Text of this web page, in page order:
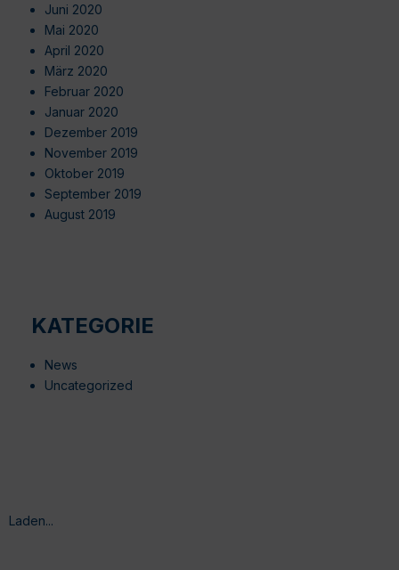
Juni 2020
Mai 2020
April 2020
März 2020
Februar 2020
Januar 2020
Dezember 2019
November 2019
Oktober 2019
September 2019
August 2019
KATEGORIE
News
Uncategorized
Laden...